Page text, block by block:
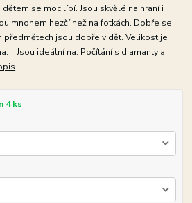
se moc líbí. Jsou skvělé na hraní i
mnohem hezčí než na fotkách. Dobře se
předmětech jsou dobře vidět. Velikost je
Jsou ideální na: Počítání s diamanty a
4 ks